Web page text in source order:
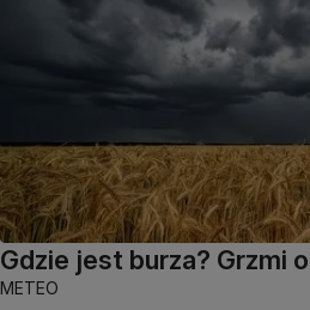
Gdzie jest burza? Grzmi
METEO